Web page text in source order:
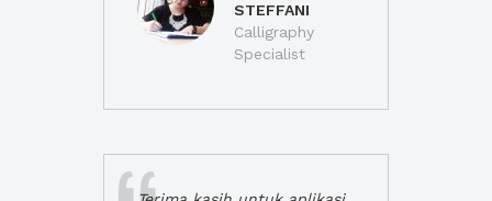
STEFFANI
Calligraphy
Specialist